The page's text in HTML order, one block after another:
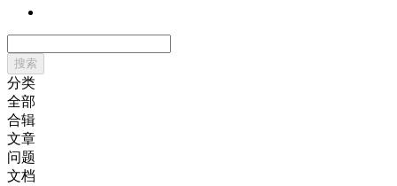
搜索
分类
全部
合辑
文章
问题
文档